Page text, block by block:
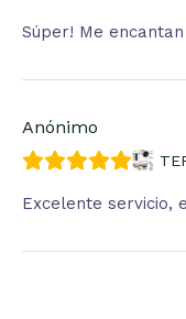
Súper! Me encantan
Anónimo
Excelente servicio,